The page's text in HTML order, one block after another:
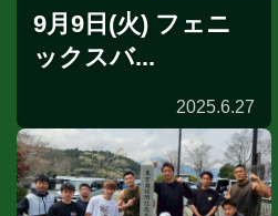
9月9日(火) フェニ
ックスバ...
2025.6.27